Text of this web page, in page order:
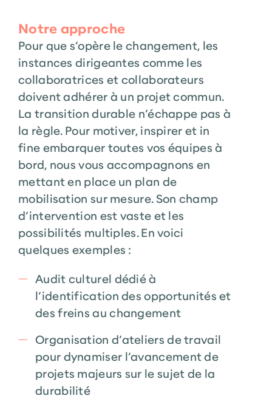
Notre approche
Pour que s’opère le changement, les
instances dirigeantes comme les
collaboratrices et collaborateurs
doivent adhérer à un projet commun.
La transition durable n’échappe pas à
la règle. Pour motiver, inspirer et in
fine embarquer toutes vos équipes à
bord, nous vous accompagnons en
mettant en place un plan de
mobilisation sur mesure. Son champ
d’intervention est vaste et les
possibilités multiples. En voici
quelques exemples :
Audit culturel dédié à
l’identification des opportunités et
des freins au changement
Organisation d’ateliers de travail
pour dynamiser l’avancement de
projets majeurs sur le sujet de la
durabilité